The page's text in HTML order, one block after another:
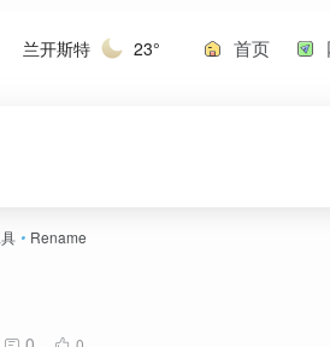
兰开斯特 23° 首页
• Rename